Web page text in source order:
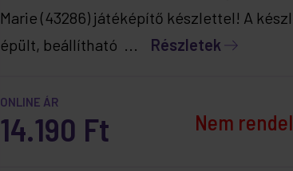
Marie (43286) játéképítő készlettel! A
épült, beállítható ... Részletek
ONLINE ÁR
14.190 Ft Nem